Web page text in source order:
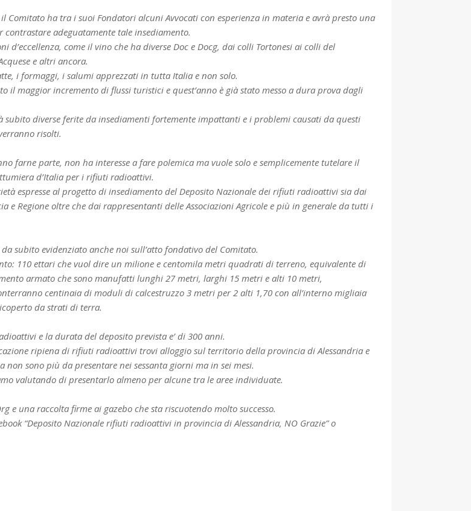
ha tra i suoi Fondatori alcuni Avvocati con esperienza in materia e avrà presto una
adeguatamente tale insediamento.
come il vino che ha diverse Doc e Docg, dai colli Tortonesi ai colli del
e altri ancora.
i formaggi, i salumi apprezzati in tutta Italia e non solo.
maggior incremento di flussi turistici e quest’anno è già stato messo a dura prova dagli
diverse ferite da insediamenti fortemente impattanti e i problemi causati da questi
risolti.
farne parte, non ha interesse a fare polemica ma vuole solo e semplicemente tutelare il
d’Italia per i rifiuti radioattivi.
espresse al progetto di insediamento del Deposito Nazionale dei rifiuti radioattivi sia dai
e Regione oltre che dai rappresentanti delle Associazioni Agricole e più in generale da tutti i
subito evidenziato anche noi sull’atto fondativo del Comitato.
110 ettari che vuol dire un milione e centomila metri quadrati di terreno, equivalente di
armato che sono manufatti lunghi 27 metri, larghi 15 metri e alti 10 metri,
centinaia di moduli di calcestruzzo 3 metri per 2 alti 1,70 con all’interno migliaia
da strati di terra.
e la durata del deposito prevista e’ di 300 anni.
ripiena di rifiuti radioattivi trovi alloggio sul territorio della provincia di Alessandria e
sono più da presentare nei sessanta giorni ma in sei mesi.
valutando di presentarlo almeno per alcune tra le aree individuate.
e una raccolta firme ai gazebo che sta riscuotendo molto successo.
“Deposito Nazionale rifiuti radioattivi in provincia di Alessandria, NO Grazie” o